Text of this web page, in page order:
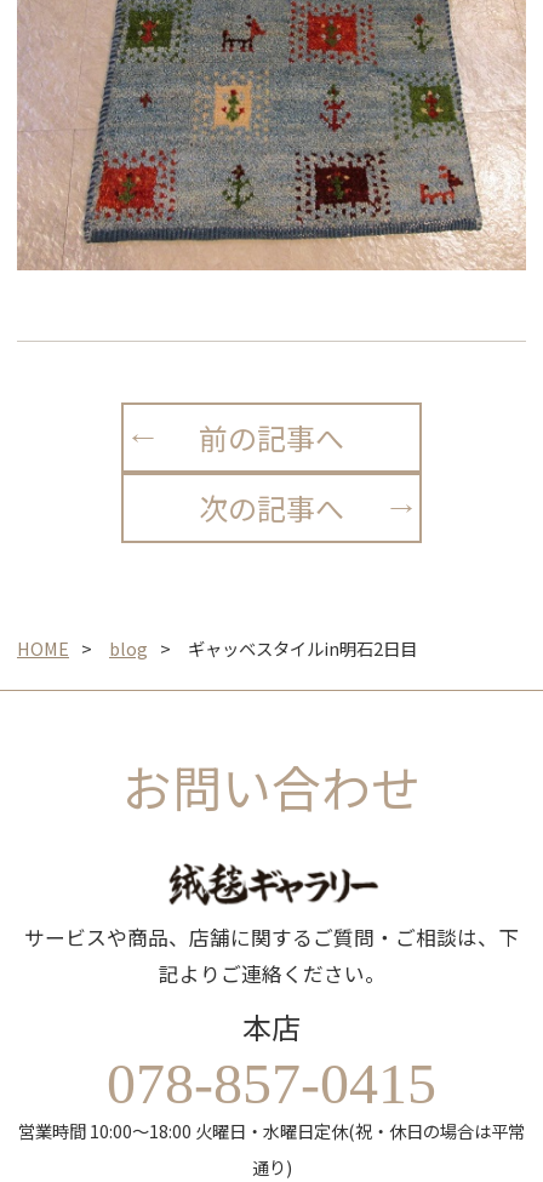
前の記事へ
次の記事へ
HOME blog ギャッベスタイルin明石2日目
お問い合わせ
サービスや商品、店舗に関するご質問・ご相談は、下
記よりご連絡ください。
本店
078-857-0415
営業時間 10:00～18:00 火曜日・水曜日定休(祝・休日の場合は平常
通り)